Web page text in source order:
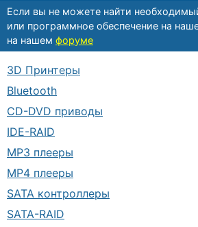
Если вы не можете найти
или программное обеспечение на
на нашем форуме
3D Принтеры
Bluetooth
CD-DVD приводы
IDE-RAID
MP3 плееры
MP4 плееры
SATA контроллеры
SATA-RAID